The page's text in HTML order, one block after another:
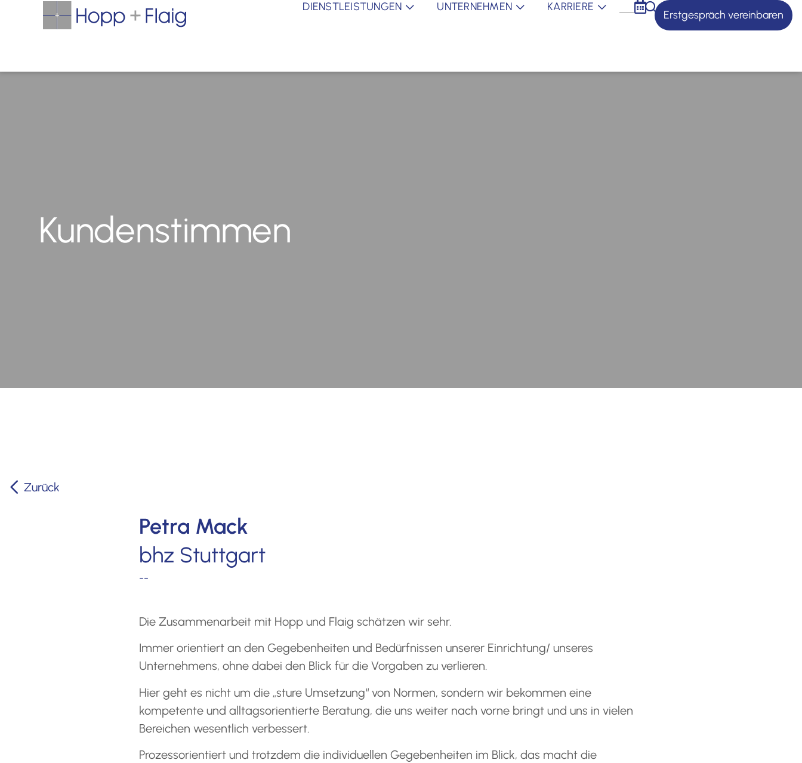
DIENSTLEISTUNGEN UNTERNEHMEN KARRIERE
Erstgespräch vereinbaren
Kundenstimmen
Zurück
Petra Mack
bhz Stuttgart
--
Die Zusammenarbeit mit Hopp und Flaig schätzen wir sehr.
Immer orientiert an den Gegebenheiten und Bedürfnissen unserer Einrichtung/ unseres
Unternehmens, ohne dabei den Blick für die Vorgaben zu verlieren.
Hier geht es nicht um die „sture Umsetzung“ von Normen, sondern wir bekommen eine
kompetente und alltagsorientierte Beratung, die uns weiter nach vorne bringt und uns in vielen
Bereichen wesentlich verbessert.
Prozessorientiert und trotzdem die individuellen Gegebenheiten im Blick, das macht die